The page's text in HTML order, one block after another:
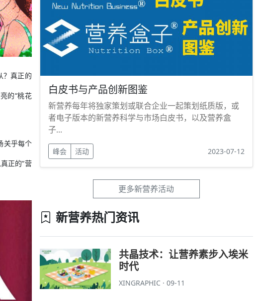
？真正的
的“桃花
关乎每个
正的“营
白皮书与产品创新图鉴
新营养每年将独家策划或联合企业一起策划纸质版，或
者电子版本的新营养科学与市场白皮书，以及营养盒
子...
峰会 活动 2023-07-12
更多新营养活动
新营养热门资讯
共晶技术：让营养素步入埃米
时代
XINGRAPHIC · 09-11